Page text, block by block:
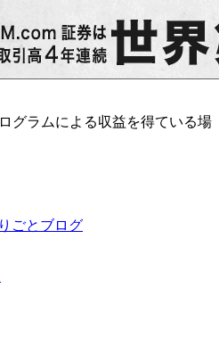
グラムによる収益を得ている場
ごとブログ